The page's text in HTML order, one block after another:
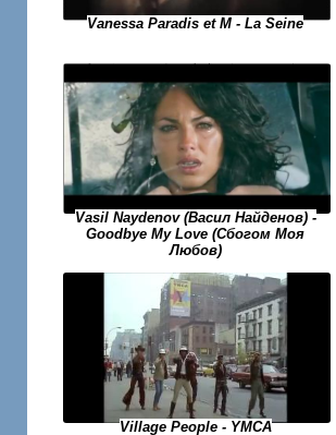
Vanessa Paradis et M - La Seine
Vasil Naydenov (Васил Найденов) -
Goodbye My Love (Сбогом Моя
Любов)
Village People - YMCA